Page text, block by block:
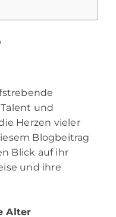
und
Herzen vieler
Blogbeitrag
Blick auf ihr
und ihre
Alter